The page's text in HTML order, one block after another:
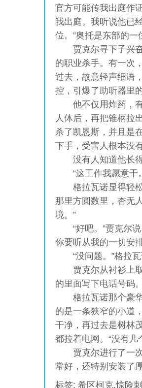
官方可能传我出庭作
我出庭。我听说他已
位。”奥托是东部的
贾克尔寻下子兴奋
的职业杀手。有一次
过去，故意轻声细语
控，引爆了助听器里
他不仅用炸药，有
人体后，再把锥柄拉
杀了凯恩斯，并且是
下手，受害人根本没
没有人知道他长得
“这工作我愿意干。
格拉瓦诺显得轻松
那里方圆数里，杏无
境。”
“好吧。”贾克尔说
你要听从我的一切安
“没问题。”格拉瓦
贾克尔从衬衫上取
的里面写下电话号码
格拉瓦诺那个豪华
的是一条狭窄的小道
干净，再过去是树林
都拉着电网。“没有
贾克尔进行了一次
常好，还特别安装了
标签: 希区柯克,惊险